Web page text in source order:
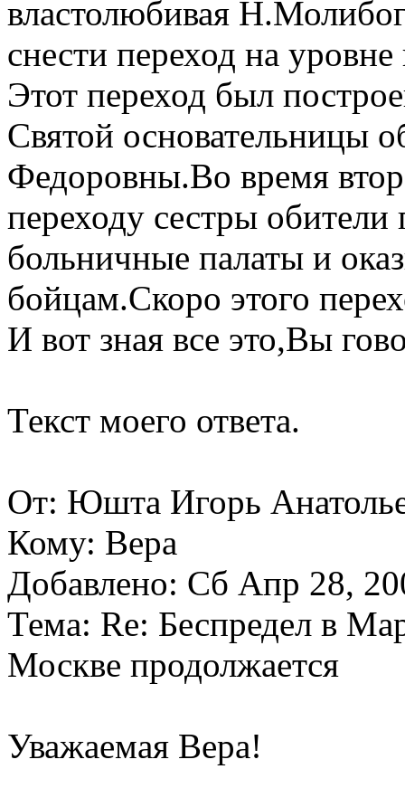
властолюбивая
снести переход на уровне
Этот переход был
Святой основательницы
Федоровны.Во время
переходу сестры
больничные палаты и
бойцам.Скоро этого
И вот зная все это,Вы
Текст моего ответа.
От: Юшта Игорь
Кому: Вера
Добавлено: Сб Апр 28,
Тема: Re: Беспредел в
Москве продолжается
Уважаемая Вера!